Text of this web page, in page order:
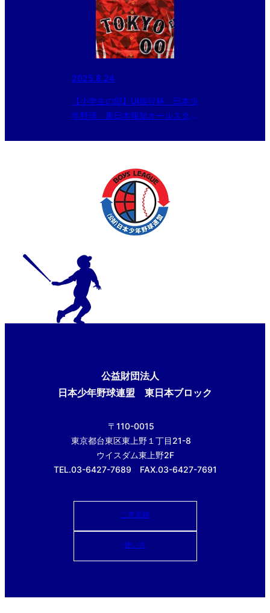
2025.8.24
【小学生の部】UI銀行杯 日本少
年野球 東日本報知オールスター
公益財団法人
日本少年野球連盟 東日本ブロック
〒110-0015
東京都台東区東上野１丁目21-8
ウイスダム東上野2F
TEL.03-6427-7689 FAX.03-6427-7691
ご意見箱
使い方